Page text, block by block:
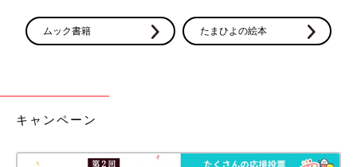
ムック書籍 たまひよの絵本
キャンペーン